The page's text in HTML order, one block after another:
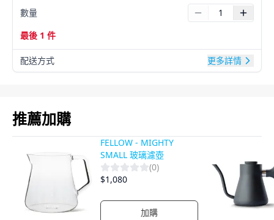
數量
最後 1 件
配送方式 更多詳情
推薦加購
FELLOW - MIGHTY
SMALL 玻璃濾壺
(0)
$1,080
加購